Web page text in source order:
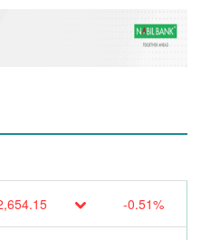
-0.51%